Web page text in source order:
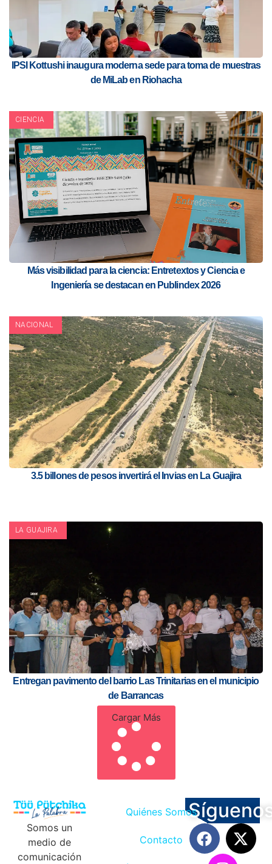
IPSI Kottushi inaugura moderna sede para toma de muestras
de MiLab en Riohacha
CIENCIA
Más visibilidad para la ciencia: Entretextos y Ciencia e
Ingeniería se destacan en Publindex 2026
NACIONAL
3.5 billones de pesos invertirá el Invias en La Guajira
LA GUAJIRA
Entregan pavimento del barrio Las Trinitarias en el municipio
de Barrancas
Cargar Más
Somos un
medio de
comunicación
Quiénes Somos
Contacto